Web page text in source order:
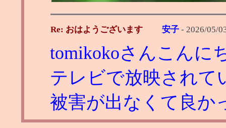
Re: おはようございます 安子 - 2026/05/
tomikokoさんこんに
テレビで放映されて
被害が出なくて良か